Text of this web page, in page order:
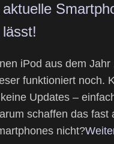
iPod aus dem Jahr
funktioniert noch.
Updates –
schaffen das fast
nicht?